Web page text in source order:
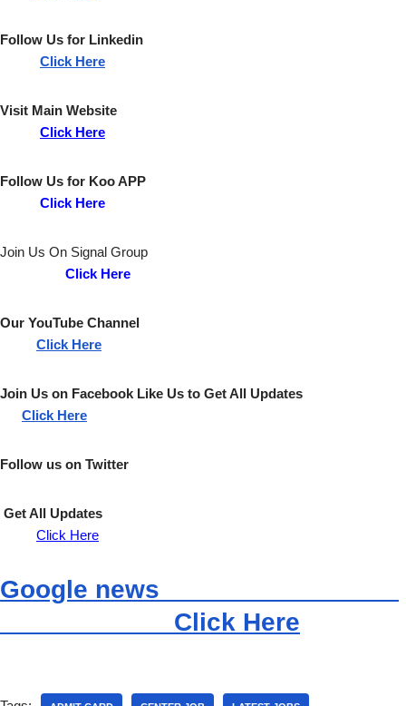
Follow Us for Linkedin
Click Here
Visit Main Website
Click Here
Follow Us for KooAPP
Click Here
Join Us On Signal Group
Click Here
Our YouTube Channel
Click Here
Join Us on Facebook Like Us to Get All Updates
Click Here
Follow us on Twitter
Get All Updates
Click Here
Google news
Click Here